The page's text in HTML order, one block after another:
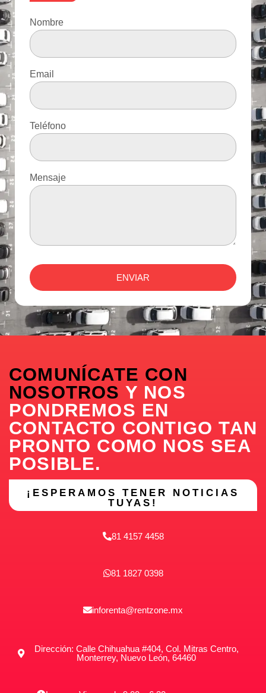
Nombre
Email
Teléfono
Mensaje
ENVIAR
COMUNÍCATE CON
NOSOTROS Y NOS
PONDREMOS EN
CONTACTO CONTIGO TAN
PRONTO COMO NOS SEA
POSIBLE.
¡ESPERAMOS TENER NOTICIAS
TUYAS!
81 4157 4458
81 1827 0398
inforenta@rentzone.mx
Dirección: Calle Chihuahua #404, Col. Mitras Centro,
Monterrey, Nuevo León, 64460